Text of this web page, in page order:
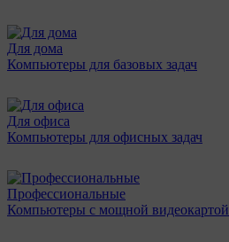
Для дома
Компьютеры для базовых задач
Для офиса
Компьютеры для офисных задач
Профессиональные
Компьютеры с мощной видеокартой